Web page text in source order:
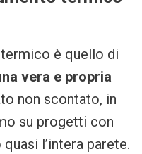
è quello di
vera e propria
non scontato, in
su progetti con
l’intera parete.